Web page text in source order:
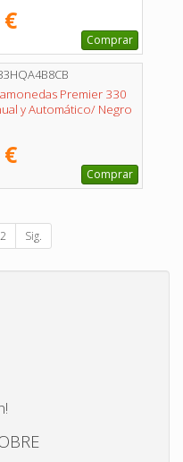
Comprar
Premier 330
y Automático/ Negro
Comprar
Sig.